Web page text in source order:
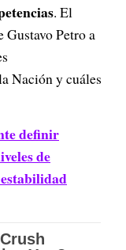
. El
Petro a
Nación y cuáles
definir
de